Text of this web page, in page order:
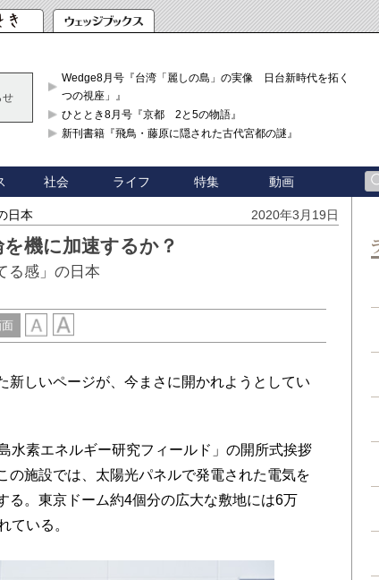
せ
Wedge8月号『台湾「麗しの島」の実像 日台新時代を拓く「3
つの視座」』
ひととき8月号『京都 2と5の物語』
新刊書籍『飛鳥・藤原に隠された古代宮都の謎』
社会 ライフ 特集 動画
日本 2020年3月19日
機に加速するか？
る感」の日本
しいページが、今まさに開かれようとしてい
素エネルギー研究フィールド」の開所式挨拶
の施設では、太陽光パネルで発電された電気を
る。東京ドーム約4個分の広大な敷地には6万
ている。